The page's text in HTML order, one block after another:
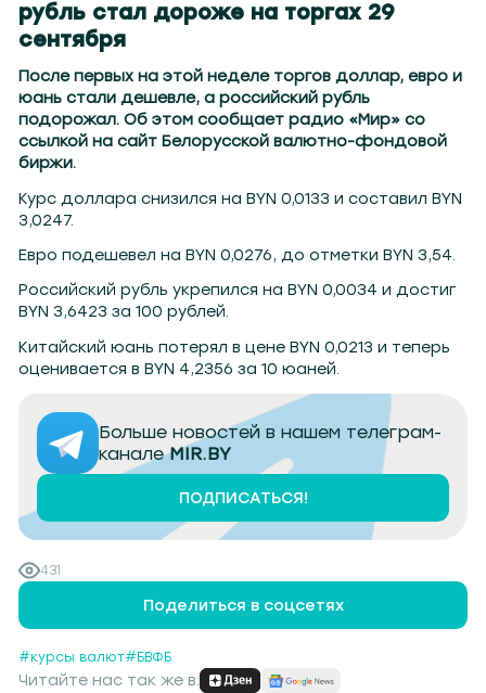
рубль стал дороже на торгах 29
сентября
После первых на этой неделе торгов доллар, евро и
юань стали дешевле, а российский рубль
подорожал. Об этом сообщает радио «Мир» со
ссылкой на сайт Белорусской валютно-фондовой
биржи.
Курс доллара снизился на BYN 0,0133 и составил BYN
3,0247.
Евро подешевел на BYN 0,0276, до отметки BYN 3,54.
Российский рубль укрепился на BYN 0,0034 и достиг
BYN 3,6423 за 100 рублей.
Китайский юань потерял в цене BYN 0,0213 и теперь
оценивается в BYN 4,2356 за 10 юаней.
Больше новостей в нашем телеграм-
каналеMIR.BY
ПОДПИСАТЬСЯ!
431
Поделиться в соцсетях
#курсы валют#БВФБ
Читайте нас так же в: